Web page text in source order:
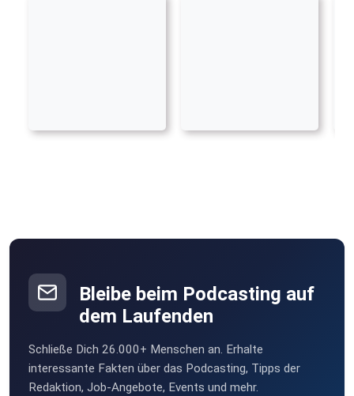
Bleibe beim Podcasting auf
dem Laufenden
Schließe Dich 26.000+ Menschen an. Erhalte
interessante Fakten über das Podcasting, Tipps der
Redaktion, Job-Angebote, Events und mehr.